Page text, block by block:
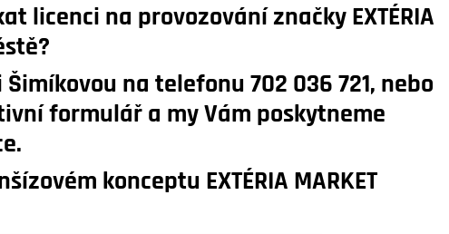
licenci na provozování značky EXTÉRIA
Šimíkovou na telefonu702 036 721, nebo
formulář a my Vám poskytneme
konceptu EXTÉRIA MARKET